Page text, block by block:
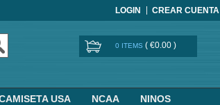
LOGIN CREAR CUENTA
0 ITEMS ( €0.00 )
USA NCAA
NINOS